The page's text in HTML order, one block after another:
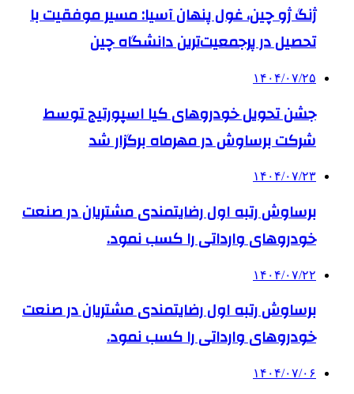
ژنگ ژو چین، غول پنهان آسیا: مسیر موفقیت با
تحصیل در پرجمعیت‌ترین دانشگاه چین
۱۴۰۴/۰۷/۲۵
جشن تحویل خودروهای کیا اسپورتیج توسط
شرکت برساوش در مهرماه برگزار شد
۱۴۰۴/۰۷/۲۳
برساوش رتبه اول رضایتمندی مشتریان در صنعت
خودروهای وارداتی را کسب نمود.
۱۴۰۴/۰۷/۲۲
برساوش رتبه اول رضایتمندی مشتریان در صنعت
خودروهای وارداتی را کسب نمود.
۱۴۰۴/۰۷/۰۶